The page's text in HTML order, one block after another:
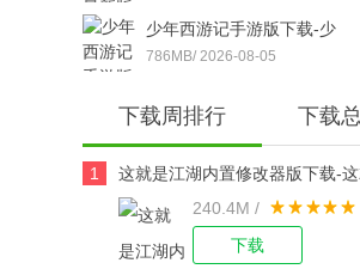
下载
少年西游记手游版下载-少
年西游记 v9.5.03安卓版下
786MB/ 2026-08-05
下载周排行 下载
1
这就是江湖内置修改器版下载-
修改版v14.3.0安卓版下载
240.4M /
下载